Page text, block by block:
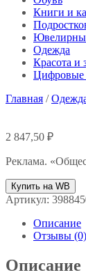
Книги и
Одежда
Красота и
Цифровые
Главная /
2 847,50 ₽
Реклама.
Купить на WB
Артикул:
Описание
Отзывы (0)
Описание